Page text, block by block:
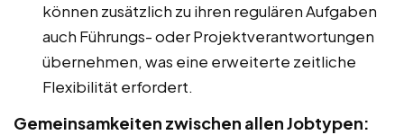
können zusätzlich zu ihren regulären Aufgaben
auch Führungs- oder Projektverantwortungen
übernehmen, was eine erweiterte zeitliche
Flexibilität erfordert.
Gemeinsamkeiten zwischen allen Jobtypen: